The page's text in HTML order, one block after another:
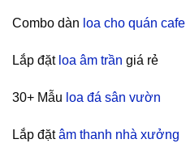
Combo dàn loa cho quán cafe
Lắp đặt loa âm trần giá rẻ
30+ Mẫu loa đá sân vườn
Lắp đặtâm thanh nhà xưởng